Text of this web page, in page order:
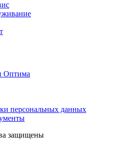
Оптима
персональных данных
защищены